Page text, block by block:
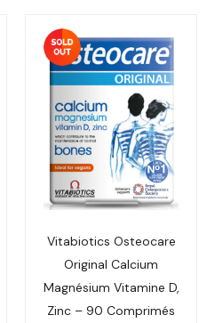
Vitabiotics Osteocare
Original Calcium
Magnésium Vitamine D,
Zinc – 90 Comprimés